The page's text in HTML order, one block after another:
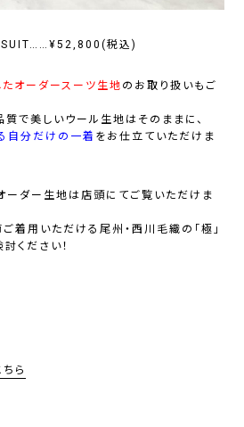
SUIT……¥52,800(税込)
オーダースーツ生地 のお取り扱いもご
で美しいウール生地はそのままに、
自分だけの一着 をお仕立ていただけま
ーダー生地は店頭にてご覧いただけま
着用いただける尾州・西川毛織の「極」
ください！
ちら